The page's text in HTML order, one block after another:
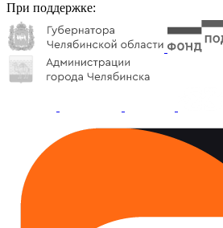
При поддержке: